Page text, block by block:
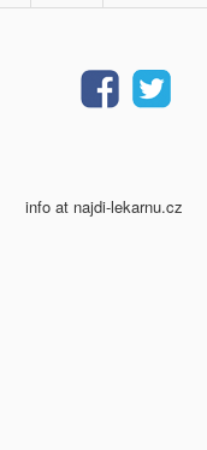
info at najdi-lekarnu.cz